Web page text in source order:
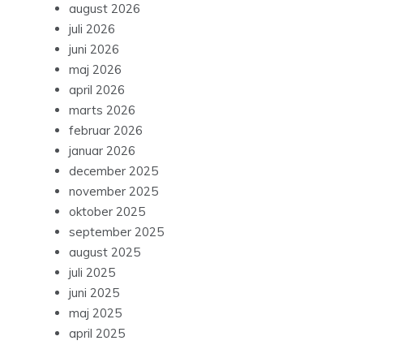
august 2026
juli 2026
juni 2026
maj 2026
april 2026
marts 2026
februar 2026
januar 2026
december 2025
november 2025
oktober 2025
september 2025
august 2025
juli 2025
juni 2025
maj 2025
april 2025